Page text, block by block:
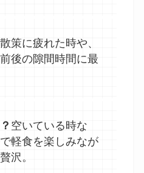
散策に疲れた時や、
後の隙間時間に最
空いている時な
軽食を楽しみなが
沢。